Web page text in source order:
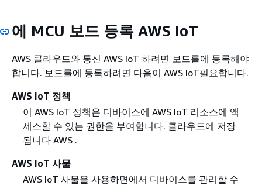
에 MCU 보드 등록 AWS IoT
AWS 클라우드와 통신 AWS IoT 하려면 보드를에 등록해야
합니다. 보드를에 등록하려면 다음이 AWS IoT필요합니다.
AWS IoT 정책
이 AWS IoT 정책은 디바이스에 AWS IoT 리소스에 액
세스할 수 있는 권한을 부여합니다. 클라우드에 저장
됩니다 AWS .
AWS IoT 사물
AWS IoT 사물을 사용하면에서 디바이스를 관리할 수